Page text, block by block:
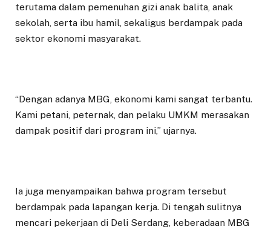
terutama dalam pemenuhan gizi anak balita, anak
sekolah, serta ibu hamil, sekaligus berdampak pada
sektor ekonomi masyarakat.
“Dengan adanya MBG, ekonomi kami sangat terbantu.
Kami petani, peternak, dan pelaku UMKM merasakan
dampak positif dari program ini,” ujarnya.
Ia juga menyampaikan bahwa program tersebut
berdampak pada lapangan kerja. Di tengah sulitnya
mencari pekerjaan di Deli Serdang, keberadaan MBG